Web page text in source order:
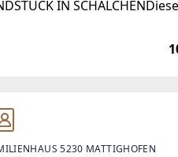
IN
Sanierungen.Das
5230 MATTIGHOFEN